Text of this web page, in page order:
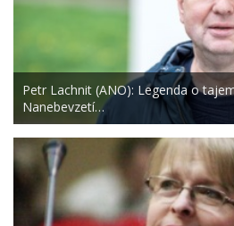
Petr Lachnit (ANO): Legenda o
Nanebevzetí…